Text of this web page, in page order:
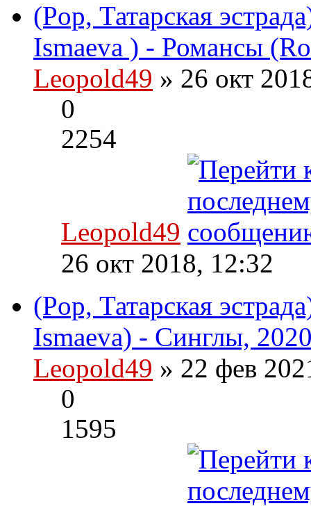
(Pop, Татарская
Ismaeva ) - Романсы
Leopold49 » 26 окт
0
2254
Leopold49
26 окт 2018, 12:32
(Pop, Татарская
Ismaeva) - Синглы,
Leopold49 » 22 фев
0
1595